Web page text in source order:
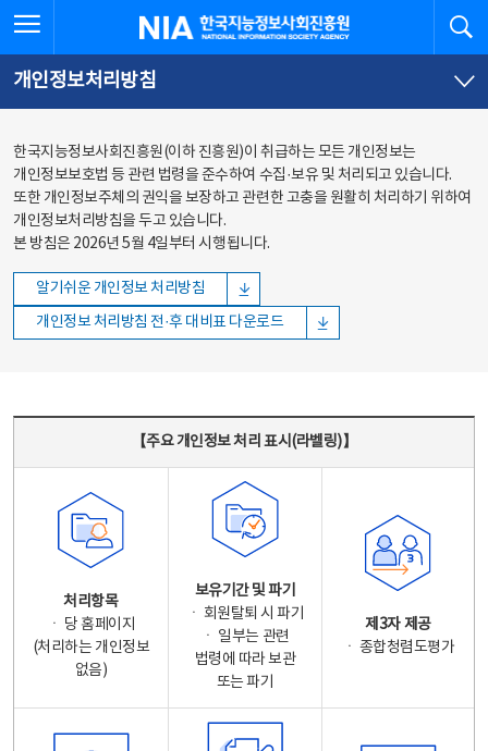
바로가기
바로가기
한국지능정보사회진흥원
개인정보처리방침
한국지능정보사회진흥원(이하 진흥원)이 취급하는 모든 개인정보는
개인정보보호법 등 관련 법령을 준수하여 수집·보유 및 처리되고 있습니다.
또한 개인정보주체의 권익을 보장하고 관련한 고충을 원활히 처리하기 위하여
개인정보처리방침을 두고 있습니다.
본 방침은 2026년 5월 4일부터 시행됩니다.
알기쉬운 개인정보 처리방침
개인정보 처리방침 전·후 대비표 다운로드
【주요 개인정보 처리 표시(라벨링)】
처리항목
ㆍ 당 홈페이지
(처리하는 개인정보
없음)
보유기간 및 파기
ㆍ 회원탈퇴 시 파기
ㆍ 일부는 관련
법령에 따라 보관
또는 파기
제3자 제공
ㆍ 종합청렴도평가